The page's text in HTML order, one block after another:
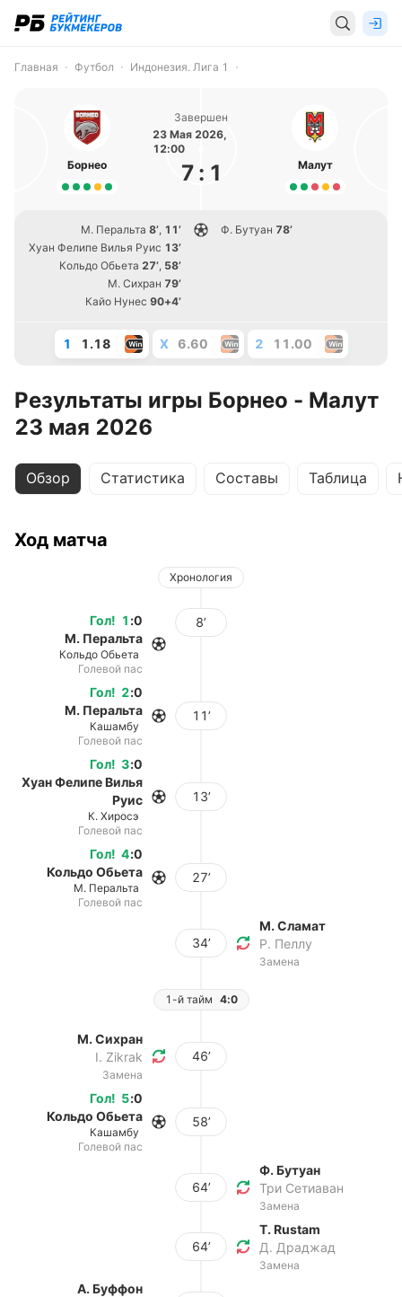
Главная Футбол Индонезия. Лига 1
Борнео
Завершен
23 Мая 2026,
12:00
7 : 1 Малут
М. Перальта 8’, 11’
Хуан Фелипе Вилья Руис 13’
Кольдо Обьета 27’, 58’
М. Сихран 79’
Кайо Нунес 90+4’
Ф. Бутуан 78’
1 1.18 X 6.60 2 11.00
Результаты игры Борнео - Малут
23 мая 2026
Обзор Статистика Составы Таблица
Ход матча
Хронология
Гол! 1 :0
М. Перальта
Кольдо Обьета
Голевой пас
8’
Гол! 2:0
М. Перальта
Кашамбу
Голевой пас
11’
Гол! 3:0
Хуан Фелипе Вилья
Руис
К. Хиросэ
Голевой пас
13’
Гол! 4:0
Кольдо Обьета
М. Перальта
Голевой пас
27’
34’
М. Сламат
Р. Пеллу
Замена
1-й тайм 4:0
М. Сихран
I. Zikrak
Замена
46’
Гол! 5:0
Кольдо Обьета
Кашамбу
Голевой пас
58’
64’
Ф. Бутуан
Три Сетиаван
Замена
64’
T. Rustam
Д. Драджад
Замена
А. Буффон